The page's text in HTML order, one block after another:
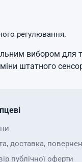
регулювання.
вибором для
штатного
доставка,
публічної оферти